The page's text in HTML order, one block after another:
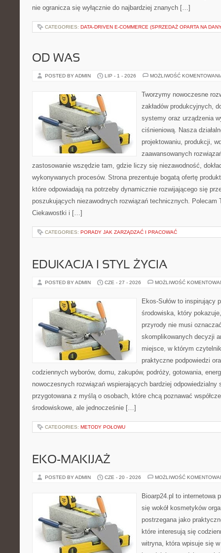
nie ogranicza się wyłącznie do najbardziej znanych […]
CATEGORIES: DATA-DRIVEN E-COMMERCE (SPRZEDAŻ OPARTA NA
OD WAS
POSTED BY ADMIN LIP - 1 - 2026 MOŻLIWOŚĆ
Tworzymy nowoczesne
zakładów produkcyjnych,
systemy oraz urządzenia
ciśnieniową. Nasza
projektowaniu, produkcji,
zaawansowanych
zastosowanie wszędzie tam, gdzie liczy się niezawodność,
wykonywanych procesów. Strona prezentuje bogatą ofertę
które odpowiadają na potrzeby dynamicznie rozwijającego się
poszukujących niezawodnych rozwiązań technicznych. Polecam
Ciekawostki i […]
CATEGORIES: PORADY JAK ZARZĄDZAĆ I PRACOWAĆ
EDUKACJA I STYL ŻYCIA
POSTED BY ADMIN CZE - 27 - 2026 MOŻLIWOŚĆ
Ekos-Sułów to inspirujący
środowiska, który
przyrody nie musi
skomplikowanych decyzji
miejsce, w którym
praktyczne podpowiedzi
codziennych wyborów, domu, zakupów, podróży, gotowania,
nowoczesnych rozwiązań wspierających bardziej odpowiedzialny
przygotowana z myślą o osobach, które chcą poznawać
środowiskowe, ale jednocześnie […]
CATEGORIES: METODY POŁOWU
EKO-MAKIJAŻ
POSTED BY ADMIN CZE - 20 - 2026 MOŻLIWOŚĆ
Bioarp24.pl to internetowa
się wokół kosmetyków
postrzegana jako
które interesują się
witryna, która wpisuje się